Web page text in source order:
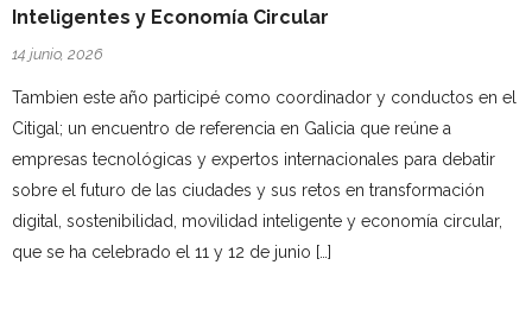
Inteligentes y Economía Circular
14 junio, 2026
Tambien este año participé como coordinador y conductos en el
Citigal; un encuentro de referencia en Galicia que reúne a
empresas tecnológicas y expertos internacionales para debatir
sobre el futuro de las ciudades y sus retos en transformación
digital, sostenibilidad, movilidad inteligente y economía circular,
que se ha celebrado el 11 y 12 de junio […]